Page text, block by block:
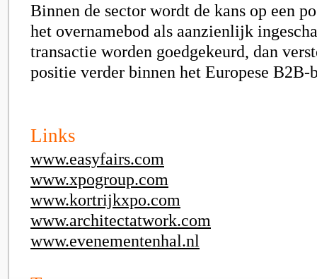
Binnen de sector wordt de kans op een
het overnamebod als aanzienlijk
transactie worden goedgekeurd, dan
positie verder binnen het Europese B2B-
Links
www.easyfairs.com
www.xpogroup.com
www.kortrijkxpo.com
www.architectatwork.com
www.evenementenhal.nl